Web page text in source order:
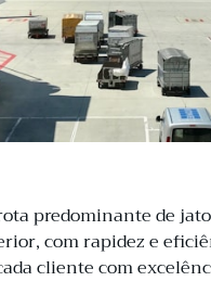
predominante de
com rapidez e
cliente com